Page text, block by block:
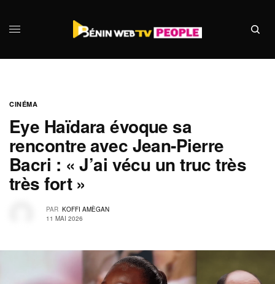
CINÉMA
Eye Haïdara évoque sa
rencontre avec Jean‑Pierre
Bacri : « J’ai vécu un truc très
très fort »
PAR KOFFI AMÈGAN
11 MAI 2026